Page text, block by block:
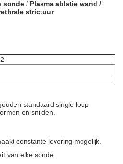
sonde / Plasma ablatie wand /
strictuur
standaard single loop
en snijden.
constante levering mogelijk.
van elke sonde.